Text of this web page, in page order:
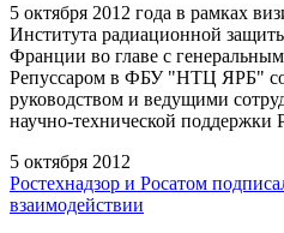
5 октября 2012 года в рамках
Института радиационной
Франции во главе с
Репуссаром в ФБУ "НТЦ ЯРБ"
руководством и ведущими
научно-технической поддержки
5 октября 2012
Ростехнадзор и Росатом
взаимодействии